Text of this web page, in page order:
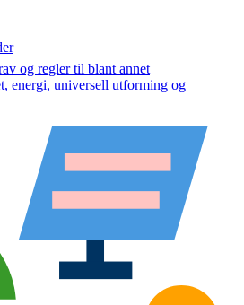
og regler til blant annet
energi, universell utforming og